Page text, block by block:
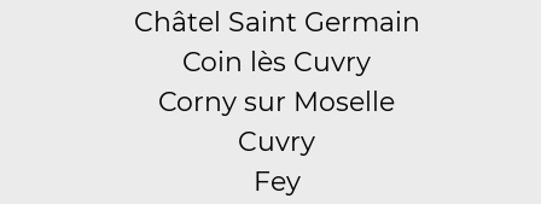
Châtel Saint Germain
Coin lès Cuvry
Corny sur Moselle
Cuvry
Fey